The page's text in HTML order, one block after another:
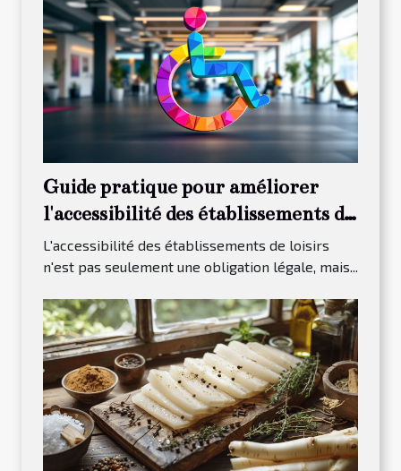
Guide pratique pour améliorer
l'accessibilité des établissements de
loisirs
L'accessibilité des établissements de loisirs
n'est pas seulement une obligation légale, mais...